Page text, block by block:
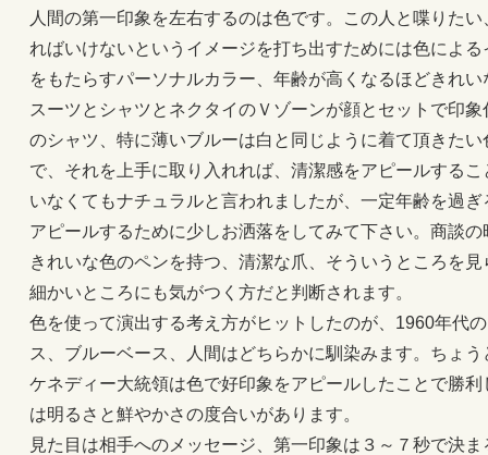
人間の第一印象を左右するのは色です。この人と喋りた
ればいけないというイメージを打ち出すためには色によ
をもたらすパーソナルカラー、年齢が高くなるほどきれ
スーツとシャツとネクタイのＶゾーンが顔とセットで印
のシャツ、特に薄いブルーは白と同じように着て頂きた
で、それを上手に取り入れれば、清潔感をアピールする
いなくてもナチュラルと言われましたが、一定年齢を過
アピールするために少しお洒落をしてみて下さい。商談
きれいな色のペンを持つ、清潔な爪、そういうところを
細かいところにも気がつく方だと判断されます。
色を使って演出する考え方がヒットしたのが、1960年代
ス、ブルーベース、人間はどちらかに馴染みます。ちょ
ケネディー大統領は色で好印象をアピールしたことで勝
は明るさと鮮やかさの度合いがあります。
見た目は相手へのメッセージ、第一印象は３～７秒で決